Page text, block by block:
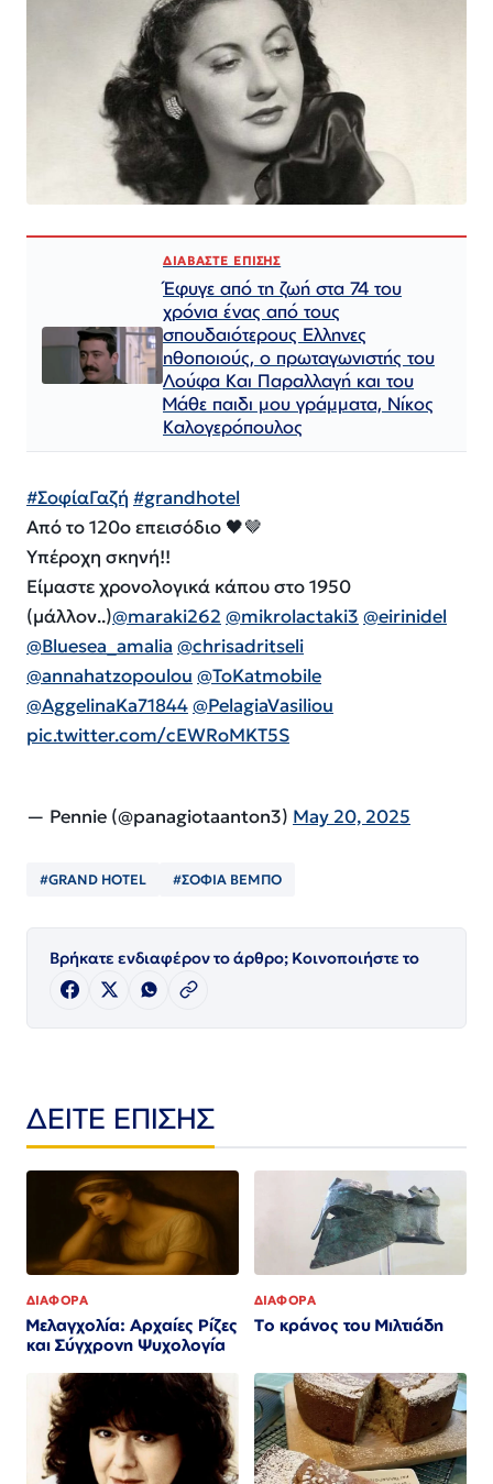
ΔΙΑΒΑΣΤΕ ΕΠΙΣΗΣ
Έφυγε από τη ζωή στα 74 του
χρόνια ένας από τους
σπουδαιότερους Ελληνες
ηθοποιούς, ο πρωταγωνιστής του
Λούφα Και Παραλλαγή και του
Μάθε παιδι μου γράμματα, Νίκος
Καλογερόπουλος
#ΣοφίαΓαζή #grandhotel
Από το 120ο επεισόδιο 🖤🤎
Yπέροχη σκηνή!!
Είμαστε χρονολογικά κάπου στο 1950
(μάλλον..)@maraki262 @mikrolactaki3 @eirinidel
@Bluesea_amalia @chrisadritseli
@annahatzopoulou @ToKatmobile
@AggelinaKa71844@PelagiaVasiliou
pic.twitter.com/cEWRoMKT5S
— Pennie (@panagiotaanton3) May 20, 2025
#GRAND HOTEL #ΣΟΦΙΑ ΒΕΜΠΟ
Βρήκατε ενδιαφέρον το άρθρο; Κοινοποιήστε το
ΔΕΙΤΕ ΕΠΙΣΗΣ
ΔΙΑΦΟΡΑ
Μελαγχολία: Αρχαίες Ρίζες
και Σύγχρονη Ψυχολογία
ΔΙΑΦΟΡΑ
Το κράνος του Μιλτιάδη